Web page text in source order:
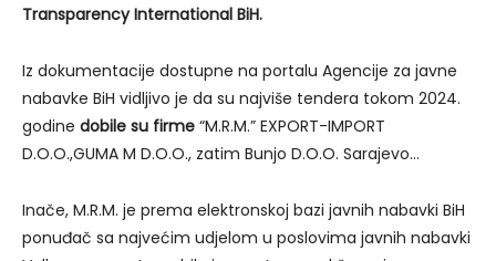
Transparency International BiH.
Iz dokumentacije dostupne na portalu Agencije za javne
nabavke BiH vidljivo je da su najviše tendera tokom 2024.
godine dobile su firme “M.R.M.” EXPORT-IMPORT
D.O.O.,GUMA M D.O.O., zatim Bunjo D.O.O. Sarajevo…
Inače, M.R.M. je prema elektronskoj bazi javnih nabavki BiH
ponuđač sa najvećim udjelom u poslovima javnih nabavki